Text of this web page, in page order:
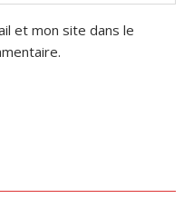
et mon site dans le